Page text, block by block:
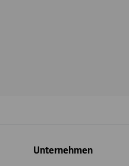
Unternehmen